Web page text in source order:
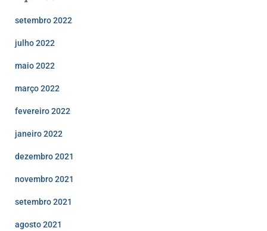
setembro 2022
julho 2022
maio 2022
março 2022
fevereiro 2022
janeiro 2022
dezembro 2021
novembro 2021
setembro 2021
agosto 2021